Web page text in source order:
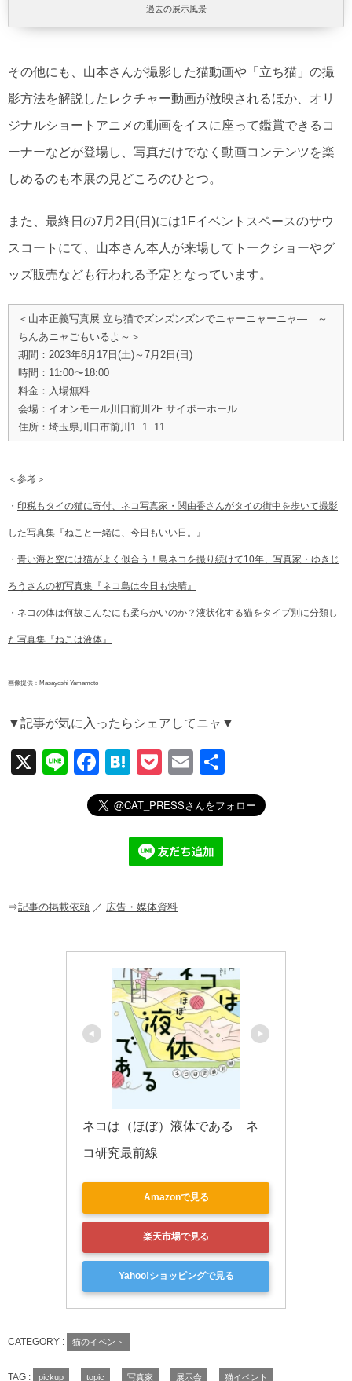
過去の展示風景
その他にも、山本さんが撮影した猫動画や「立ち猫」の撮
影方法を解説したレクチャー動画が放映されるほか、オリ
ジナルショートアニメの動画をイスに座って鑑賞できるコ
ーナーなどが登場し、写真だけでなく動画コンテンツを楽
しめるのも本展の見どころのひとつ。
また、最終日の7月2日(日)には1Fイベントスペースのサウ
スコートにて、山本さん本人が来場してトークショーやグ
ッズ販売なども行われる予定となっています。
＜山本正義写真展 立ち猫でズンズンズンでニャーニャーニャ― ～
ちんあニャごもいるよ～＞
期間：2023年6月17日(土)～7月2日(日)
時間：11:00〜18:00
料金：入場無料
会場：イオンモール川口前川2F サイボーホール
住所：埼玉県川口市前川1−1−11
＜参考＞
・ 印税もタイの猫に寄付、ネコ写真家・関由香さんがタイの街中を歩いて撮影
した写真集『ねこと一緒に、今日もいい日。』
・ 青い海と空には猫がよく似合う！島ネコを撮り続けて10年、写真家・ゆきじ
ろうさんの初写真集『ネコ島は今日も快晴』
・ ネコの体は何故こんなにも柔らかいのか？液状化する猫をタイプ別に分類し
た写真集『ねこは液体』
画像提供：Masayoshi Yamamoto
▼記事が気に入ったらシェアしてニャ▼
X
Li
F
a
c
o
H
at
e
n
a
P
o
ck
et
E
m
ail
有
⇒記事の掲載依頼 ／ 広告・媒体資料
ネコは（ほぼ）液体である　ネ
コ研究最前線
Amazonで見る
楽天市場で見る
Yahoo!ショッピングで見る
CATEGORY : 猫のイベント
TAG : pickup topic 写真家 展示会 猫イベント